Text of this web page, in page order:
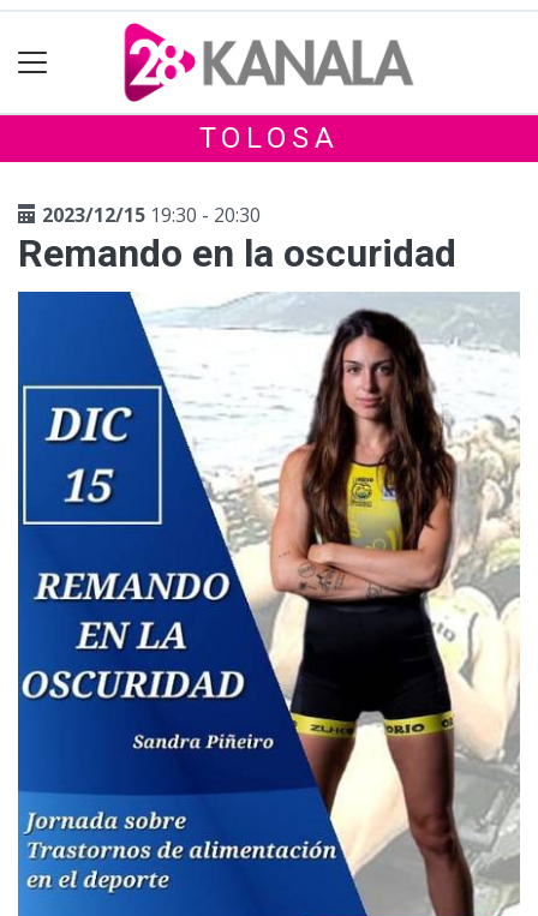
TOLOSA
2023/12/15 19:30 - 20:30
Remando en la oscuridad